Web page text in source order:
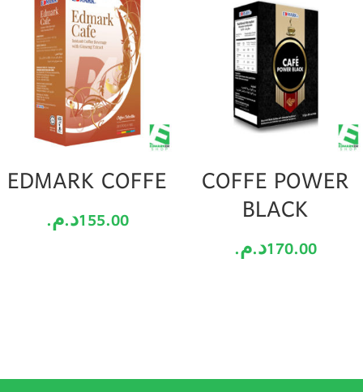
EDMARK COFFE
155.00د.م.
COFFE POWER
BLACK
170.00د.م.